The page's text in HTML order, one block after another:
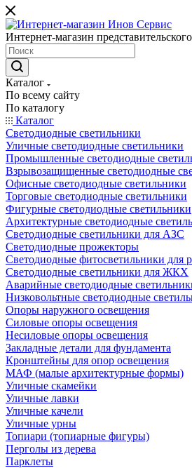
Интернет-магазин
Каталог
По всему сайту
По каталогу
Каталог
Светодиодные светильники
Уличные светодиодные светильники
Промышленные светодиодные
Взрывозащищенные светодиодные
Офисные светодиодные светильники
Торговые светодиодные светильники
Фигурные светодиодные светильники
Архитектурные светодиодные
Светодиодные светильники для АЗС
Светодиодные прожекторы
Светодиодные фитосветильники для
Светодиодные светильники для ЖКХ
Аварийные светодиодные
Низковольтные светодиодные
Опоры наружного освещения
Силовые опоры освещения
Несиловые опоры освещения
Закладные детали для фундамента
Кронштейны для опор освещения
МАФ (малые архитектурные формы)
Уличные скамейки
Уличные лавки
Уличные качели
Уличные урны
Топиари (топиарные фигуры)
Перголы из дерева
Парклеты